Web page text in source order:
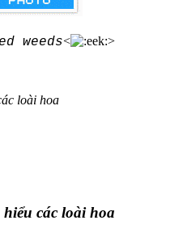
weeds< >
loài hoa
các loài hoa